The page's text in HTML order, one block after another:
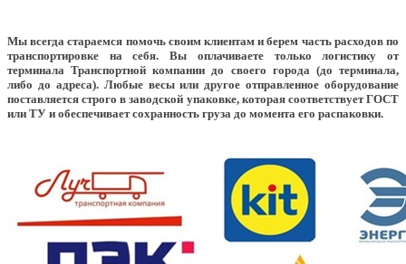
Мы всегда стараемся помочь своим клиентам и берем часть расходов по
транспортировке на себя. Вы оплачиваете только логистику от
терминала Транспортной компании до своего города (до терминала,
либо до адреса). Любые весы или другое отправленное оборудование
поставляется строго в заводской упаковке, которая соответствует ГОСТ
или ТУ и обеспечивает сохранность груза до момента его распаковки.